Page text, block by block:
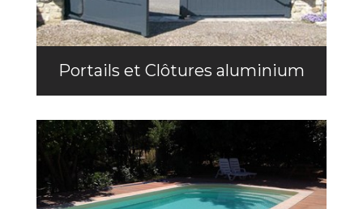
Portails et Clôtures aluminium